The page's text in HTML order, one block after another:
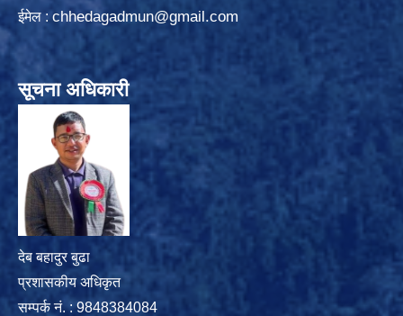
ईमेल : chhedagadmun@gmail.com
सूचना अधिकारी
देब बहादुर बुढा
प्रशासकीय अधिकृत
सम्पर्क नं. : 9848384084